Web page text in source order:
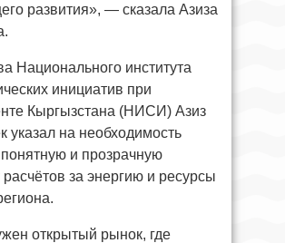
развития», — сказала Азиза
Национального института
инициатив при
Кыргызстана (НИСИ) Азиз
указал на необходимость
понятную и прозрачную
расчётов за энергию и ресурсы
открытый рынок, где